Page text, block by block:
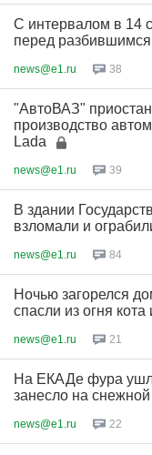
С интервалом в 14
перед
news@e1.ru 38
"АвтоВАЗ"
производство
Lada
news@e1.ru 39
В здании
взломали и
news@e1.ru 84
Ночью загорелся
спасли из огня кота
news@e1.ru 21
На ЕКАДе фура
занесло на
news@e1.ru 22